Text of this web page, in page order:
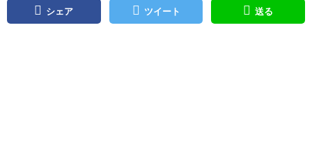
シェア ツイート 送る